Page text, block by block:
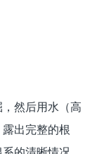
然后用水（高
出完整的根